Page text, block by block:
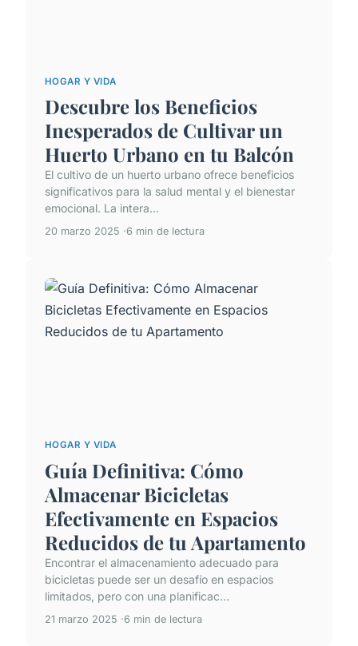
HOGAR Y VIDA
Descubre los Beneficios
Inesperados de Cultivar un
Huerto Urbano en tu Balcón
El cultivo de un huerto urbano ofrece beneficios
significativos para la salud mental y el bienestar
emocional. La intera...
20 marzo 2025 6 min de lectura
HOGAR Y VIDA
Guía Definitiva: Cómo
Almacenar Bicicletas
Efectivamente en Espacios
Reducidos de tu Apartamento
Encontrar el almacenamiento adecuado para
bicicletas puede ser un desafío en espacios
limitados, pero con una planificac...
21 marzo 2025 6 min de lectura